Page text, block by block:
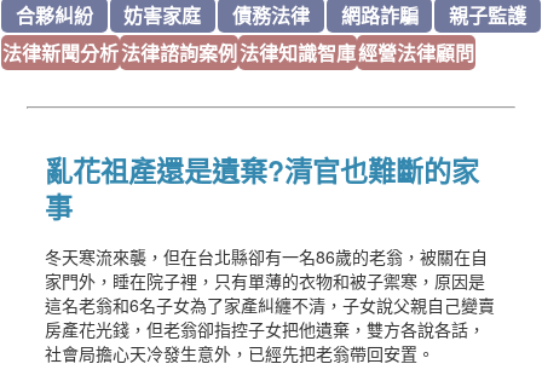
合夥糾紛 妨害家庭 債務法律 網路詐騙
親子監護
法律新聞分析法律諮詢案例法律知識智庫經營法律顧問
亂花祖產還是遺棄?清官也難斷的家
事
冬天寒流來襲，但在台北縣卻有一名86歲的老翁，被關在自
家門外，睡在院子裡，只有單薄的衣物和被子禦寒，原因是
這名老翁和6名子女為了家產糾纏不清，子女說父親自己變賣
房產花光錢，但老翁卻指控子女把他遺棄，雙方各說各話，
社會局擔心天冷發生意外，已經先把老翁帶回安置。